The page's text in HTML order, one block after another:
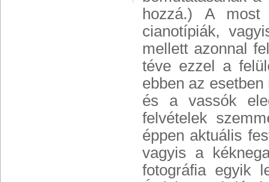
hozzá.) A
cianotípiák,
mellett azonnal
téve ezzel a
ebben az
és a vassók
felvételek
éppen aktuális
vagyis a
fotográfia egyik